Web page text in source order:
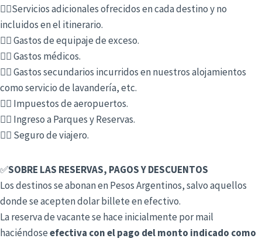
👉🏻Servicios adicionales ofrecidos en cada destino y no
incluidos en el itinerario.
👉🏻 Gastos de equipaje de exceso.
👉🏻 Gastos médicos.
👉🏻 Gastos secundarios incurridos en nuestros alojamientos
como servicio de lavandería, etc.
👉🏻 Impuestos de aeropuertos.
👉🏻 Ingreso a Parques y Reservas.
👉🏻 Seguro de viajero.
✅SOBRE LAS RESERVAS, PAGOS Y DESCUENTOS
Los destinos se abonan en Pesos Argentinos, salvo aquellos
donde se acepten dolar billete en efectivo.
La reserva de vacante se hace inicialmente por mail
haciéndoseefectiva con el pago del monto indicado como